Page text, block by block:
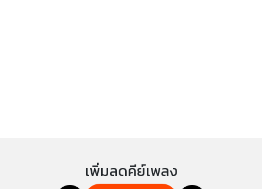
เพิ่มลดคีย์เพลง